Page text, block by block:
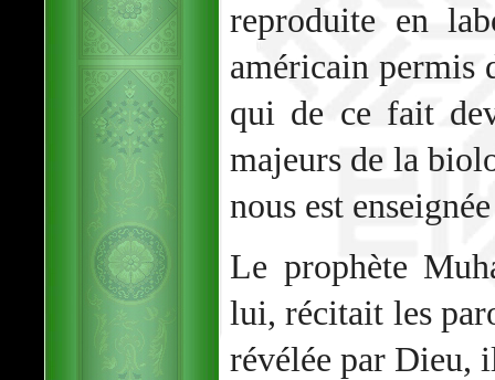
reproduite en
américain permis
qui de ce fait
majeurs de la
nous est
Le prophète
lui, récitait les
révélée par Dieu,